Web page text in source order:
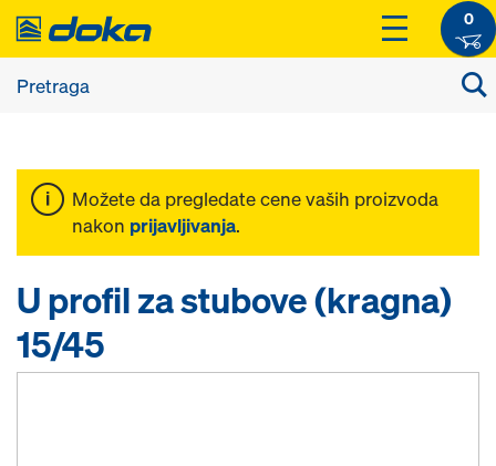
0
Možete da pregledate cene vaših proizvoda
nakon prijavljivanja.
U profil za stubove (kragna)
15/45